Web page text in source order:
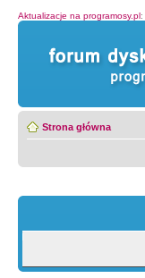
Aktualizacje na programosy.pl:
Strona główna